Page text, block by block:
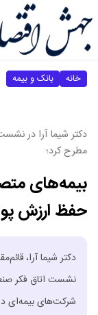
خانه بانک و بیمه
دکتر شیما آرا در
مطرح کرد؛
بیمه‌های
حفظ ارزش پول
دکتر شیما آرا،
نشست اتاق فکر
شرکت‌های بیمه‌ای